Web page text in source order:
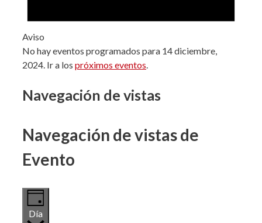
Aviso
No hay eventos programados para 14 diciembre,
2024. Ir a los próximos eventos.
Navegación de vistas
Navegación de vistas de
Evento
Día